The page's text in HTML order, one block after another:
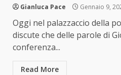
Gianluca Pace Gennaio 9,
Oggi nel palazzaccio della
discute che delle parole di
conferenza...
Read More